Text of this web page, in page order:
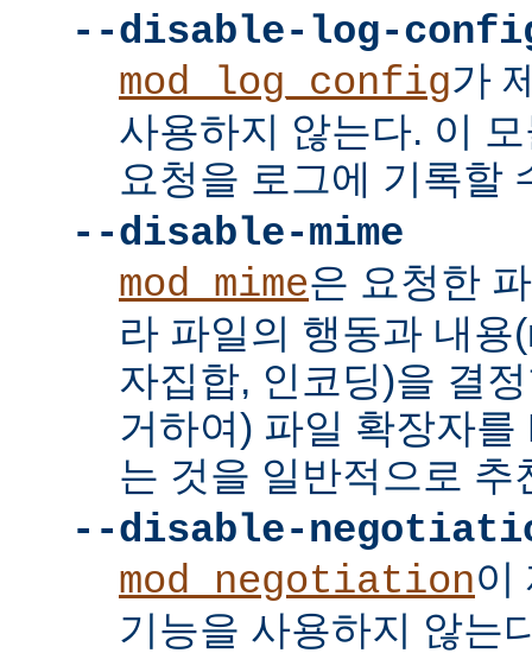
--disable-log-
mod_log_config가
사용하지 않는다. 이
요청을 로그에 기록할
--disable-mime
mod_mime은 요청한
라 파일의 행동과 내용
자집합, 인코딩)을 결
거하여) 파일 확장자
는 것을 일반적으로 추
--disable-
mod_negotiation이
기능을 사용하지 않는